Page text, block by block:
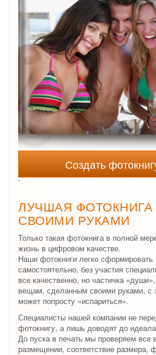
Создать
`
ЛУЧШАЯ
СВОИМИ РУКАМИ
Только такая фотокнига в полной
жизнь в цифровом качестве.
Наши фотокниги легко сформировать
самостоятельно, без участия
все качественно, но частичка
вещам, сделанным своими руками, с
может попросту «испариться».
Специалисты нашей компании не
фотокнигу, а лишь доводят до
До пуска в печать мы проверяем все
размещении, соответствие размера,